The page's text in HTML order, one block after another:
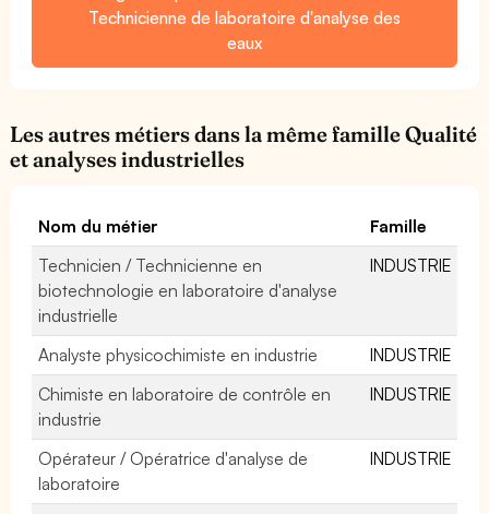
Technicienne de laboratoire d'analyse des
eaux
Les autres métiers dans la même famille Qualité
et analyses industrielles
Nom du métier
Famille
Technicien / Technicienne en
biotechnologie en laboratoire d'analyse
industrielle
INDUSTRIE
Analyste physicochimiste en industrie
INDUSTRIE
Chimiste en laboratoire de contrôle en
industrie
INDUSTRIE
Opérateur / Opératrice d'analyse de
laboratoire
INDUSTRIE